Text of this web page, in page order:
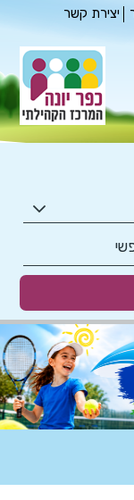
יצירת קשר